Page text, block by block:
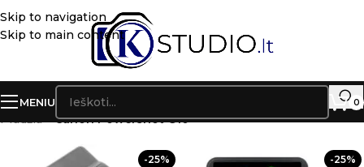
Skip to navigation
Skip to main content
MENIU 0
Pradžia»Canon Powershot G10
-25% -25%